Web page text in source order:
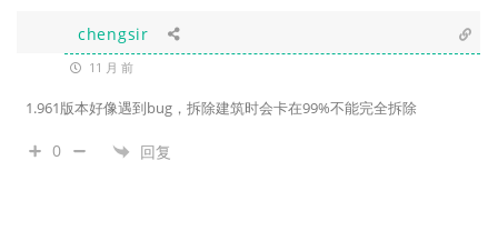
chengsir
11 月 前
1.961版本好像遇到bug，拆除建筑时会卡在99%不能完全拆除
0 回复